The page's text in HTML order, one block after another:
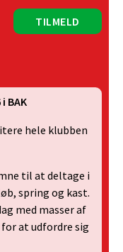
TILMELD
BAK
hele klubben
til at deltage i
spring og kast.
med masser af
at udfordre sig